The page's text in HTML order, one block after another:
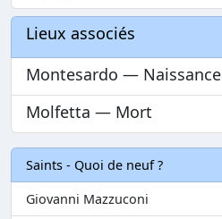
Lieux associés
Montesardo — Naissance
Molfetta — Mort
Saints - Quoi de neuf ?
Giovanni Mazzuconi